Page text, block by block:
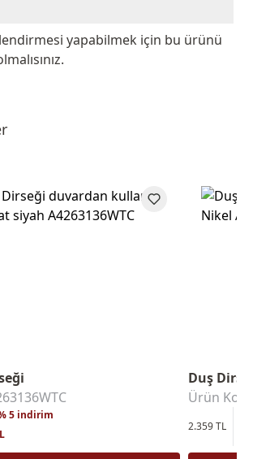
yapabilmek için bu ürünü
5 indirim
Duş
Ürün
2.359 TL